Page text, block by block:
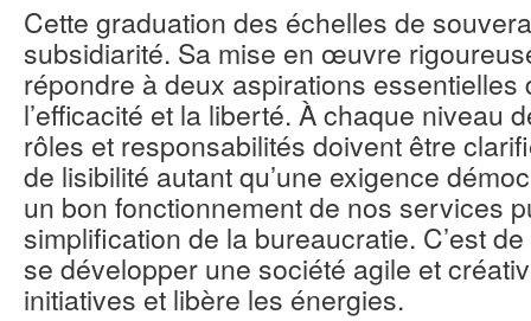
Cette graduation des échelles de
subsidiarité. Sa mise en œuvre
répondre à deux aspirations
l’efficacité et la liberté. À chaque niveau
rôles et responsabilités doivent être
de lisibilité autant qu’une exigence
un bon fonctionnement de nos services
simplification de la bureaucratie. C’est
se développer une société agile et
initiatives et libère les énergies.